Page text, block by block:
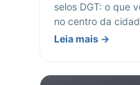
selos DGT: o que
no centro da
Leia mais →